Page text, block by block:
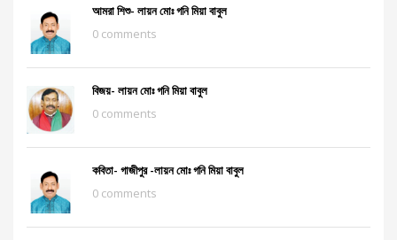
আমরা শিশু- লায়ন মোঃ গনি মিয়া বাবুল
0 comments
বিজয়- লায়ন মোঃ গনি মিয়া বাবুল
0 comments
কবিতা- গাজীপুর -লায়ন মোঃ গনি মিয়া বাবুল
0 comments